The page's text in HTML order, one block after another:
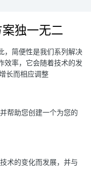
案独一无二
，简便性是我们系列解决
效率，它会随着技术的发
长而相应调整
帮助您创建一个为您的
术的变化而发展，并与